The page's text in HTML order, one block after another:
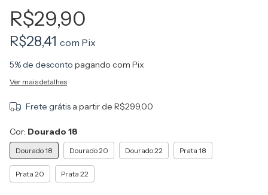
R$29,90
R$28,41 com Pix
5% de desconto pagando com Pix
Ver mais detalhes
Frete grátis a partir de R$299,00
Cor: Dourado 18
Dourado 18 Dourado 20 Dourado 22 Prata 18
Prata 20 Prata 22